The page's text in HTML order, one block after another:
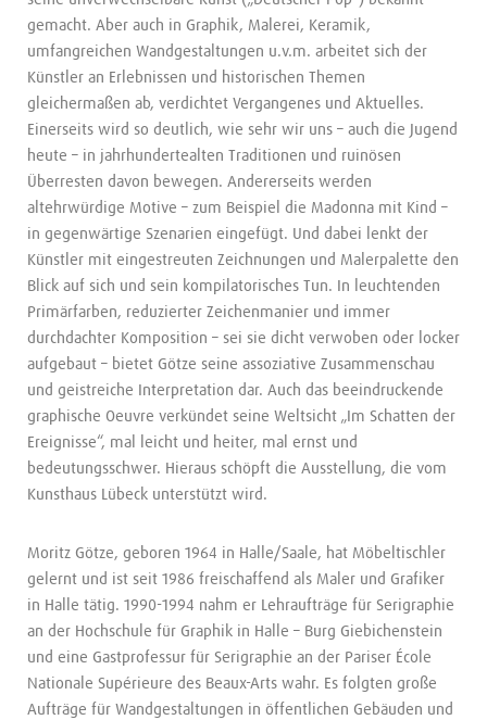
gemacht. Aber auch in Graphik, Malerei, Keramik,
umfangreichen Wandgestaltungen u.v.m. arbeitet sich der
Künstler an Erlebnissen und historischen Themen
gleichermaßen ab, verdichtet Vergangenes und Aktuelles.
Einerseits wird so deutlich, wie sehr wir uns – auch die Jugend
heute – in jahrhundertealten Traditionen und ruinösen
Überresten davon bewegen. Andererseits werden
altehrwürdige Motive – zum Beispiel die Madonna mit Kind –
in gegenwärtige Szenarien eingefügt. Und dabei lenkt der
Künstler mit eingestreuten Zeichnungen und Malerpalette den
Blick auf sich und sein kompilatorisches Tun. In leuchtenden
Primärfarben, reduzierter Zeichenmanier und immer
durchdachter Komposition – sei sie dicht verwoben oder locker
aufgebaut – bietet Götze seine assoziative Zusammenschau
und geistreiche Interpretation dar. Auch das beeindruckende
graphische Oeuvre verkündet seine Weltsicht „Im Schatten der
Ereignisse“, mal leicht und heiter, mal ernst und
bedeutungsschwer. Hieraus schöpft die Ausstellung, die vom
Kunsthaus Lübeck unterstützt wird.
Moritz Götze, geboren 1964 in Halle/Saale, hat Möbeltischler
gelernt und ist seit 1986 freischaffend als Maler und Grafiker
in Halle tätig. 1990-1994 nahm er Lehraufträge für Serigraphie
an der Hochschule für Graphik in Halle – Burg Giebichenstein
und eine Gastprofessur für Serigraphie an der Pariser École
Nationale Supérieure des Beaux-Arts wahr. Es folgten große
Aufträge für Wandgestaltungen in öffentlichen Gebäuden und